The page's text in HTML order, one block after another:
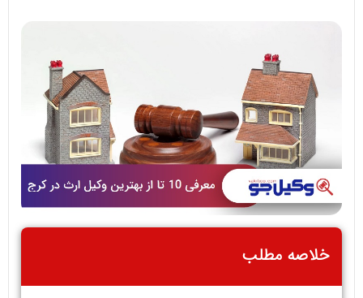
خلاصه مطلب